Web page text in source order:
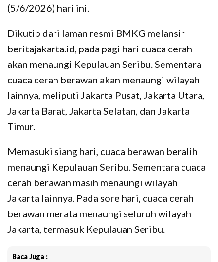
(5/6/2026) hari ini.
Dikutip dari laman resmi BMKG melansir
beritajakarta.id, pada pagi hari cuaca cerah
akan menaungi Kepulauan Seribu. Sementara
cuaca cerah berawan akan menaungi wilayah
lainnya, meliputi Jakarta Pusat, Jakarta Utara,
Jakarta Barat, Jakarta Selatan, dan Jakarta
Timur.
Memasuki siang hari, cuaca berawan beralih
menaungi Kepulauan Seribu. Sementara cuaca
cerah berawan masih menaungi wilayah
Jakarta lainnya. Pada sore hari, cuaca cerah
berawan merata menaungi seluruh wilayah
Jakarta, termasuk Kepulauan Seribu.
Baca Juga :